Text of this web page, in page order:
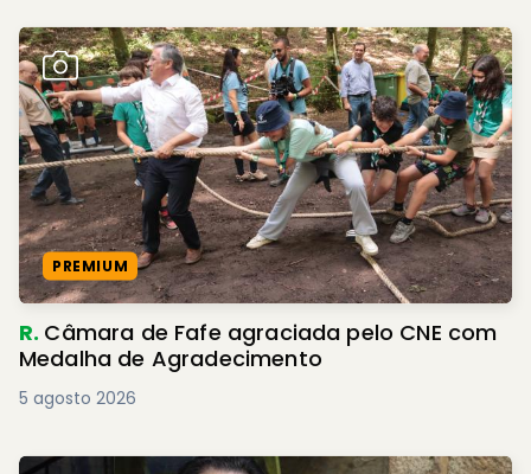
PREMIUM
R. Câmara de Fafe agraciada pelo CNE com
Medalha de Agradecimento
5 agosto 2026